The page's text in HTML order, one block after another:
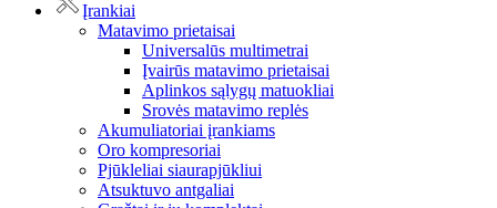
Įrankiai
Matavimo prietaisai
Universalūs multimetrai
Įvairūs matavimo prietaisai
Aplinkos sąlygų matuokliai
Srovės matavimo replės
Akumuliatoriai įrankiams
Oro kompresoriai
Pjūkleliai siaurapjūkliui
Atsuktuvo antgaliai